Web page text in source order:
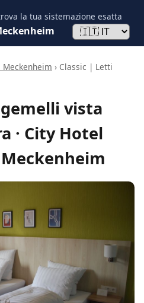
la tua sistemazione esatta
Meckenheim › Classic | Letti
vista
· City Hotel